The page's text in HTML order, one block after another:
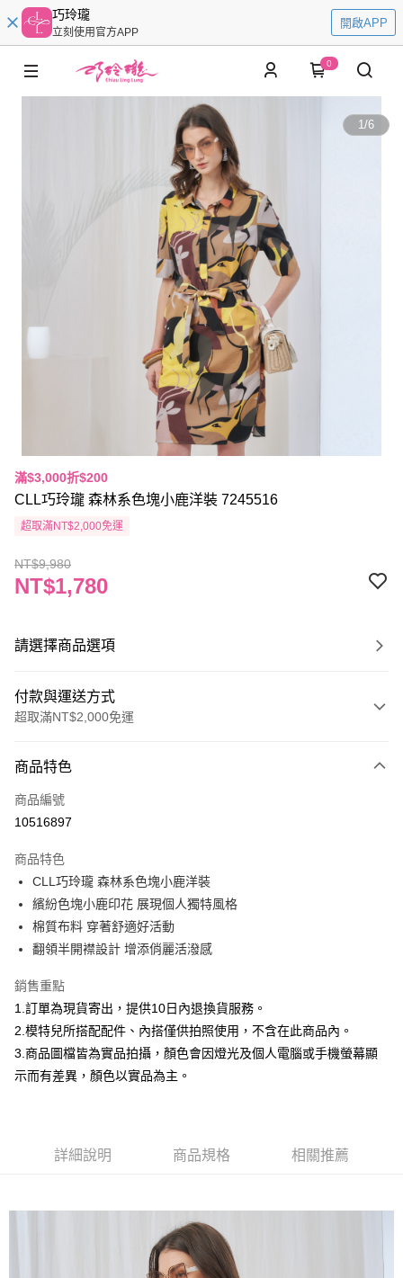
巧玲瓏
立刻使用官方APP
開啟APP
0
1/6
滿$3,000折$200
CLL巧玲瓏 森林系色塊小鹿洋裝 7245516
超取滿NT$2,000免運
NT$9,980
NT$1,780
請選擇商品選項
付款與運送方式
超取滿NT$2,000免運
信用卡一次付款
信用卡分期付款
合作金庫商業銀行
華南商業銀行
上海商業儲蓄銀行
台北富邦商業銀行
國泰世華商業銀行
臺灣中小企業銀行
聯邦商業銀行
元大商業銀行
永豐商業銀行
台新國際商業銀行
中國信託商業銀行
台灣樂天信用卡公司
超商取貨付款
LINE Pay
Apple Pay
悠遊付
Google Pay
全盈+PAY
【大哥付你分期使用說明】
1.本服務由台灣大哥大提供，台灣大哥大用戶可立即使用無須另外申請。
成交易。
3.實際核准額度、可分期數及費用金額請依後續交易確認頁面所載為準。
4.訂單成立30分鐘內，如未前往確認交易或遇審核未通過，訂單將自動取
消。如遇「轉專審核」未通過狀況，表示未達大哥付你分期系統評分，恕無
AFTEE先享後付
AFTEE先享後付是「在收到商品之後才付款」的支付方式。 讓您購物簡單
１．簡單：不需註冊會員、不需綁卡、不需儲值。
２．便利：只要手機號碼，簡訊認證，即可結帳。
商品特色
商品編號
10516897
商品特色
CLL巧玲瓏 森林系色塊小鹿洋裝
繽紛色塊小鹿印花 展現個人獨特風格
棉質布料 穿著舒適好活動
翻領半開襟設計 增添俏麗活潑感
銷售重點
1.訂單為現貨寄出，提供10日內退換貨服務。
2.模特兒所搭配配件、內搭僅供拍照使用，不含在此商品內。
3.商品圖檔皆為實品拍攝，顏色會因燈光及個人電腦或手機螢幕顯
示而有差異，顏色以實品為主。
詳細說明 商品規格 相關推薦